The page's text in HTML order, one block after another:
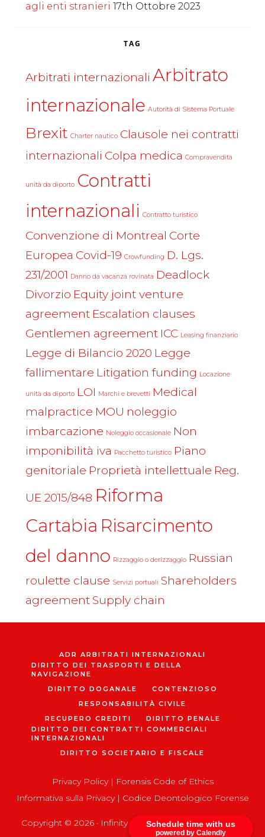
Schedule time with us
powered by Calendly
agli enti stranieri 17th Ottobre 2023
TAG
Arbitrati internazionali Arbitrato
internazionale Autorità di Sistema Portuale
Brexit Charter nautico Clausole nei contratti
internazionali Colpa medica Compravendita
unità da diporto Contratti
internazionali Contratto turistico
Convenzione di Montreal Corte
Europea Covid-19 Crowfunding D. Lgs.
231/2001 Danno da vacanza rovinata Deadlock
Divorzio Equity joint venture
agreement Escalation clauses
Gentlemen agreement ICC Leasing finanziario
Legge di Bilancio 2020 Legge
fallimentare Litigation funding Locazione
unità da diporto LOI Marchi e brevetti Medical
malpractice MOU noleggio
imbarcazione Noleggio occasionale Non
imponibilità iva Pacchetto turistico Piano
genitoriale Proprietà intellettuale Reg.
UE 2015/848 Riforma
Cartabia Risarcimento
del danno Rizzaggio o derizzaggio Russian
roulette clause Servizi portuali Shareholders
agreementSupply chain
ADR ARBITRATI INTERNAZIONALI
DIRITTO DEI TRASPORTI E DELLA
NAVIGAZIONE
DIRITTO DOGANALE
CONTENZIOSO
RESPONSABILITÀ CIVILE
RECUPERO CREDITI
DIRITTO PENALE
DIRITTO DEI CONTRATTI COMMERCIALI
INTERNAZIONALI
DIRITTO SOCIETARIO E FISCALE
Privacy Policy| Forensis Code of Ethics
Informativa sulla Privacy| Codice Deontologico Forense
Copyright © 2026 · Infinity Pro onGenesis Framework